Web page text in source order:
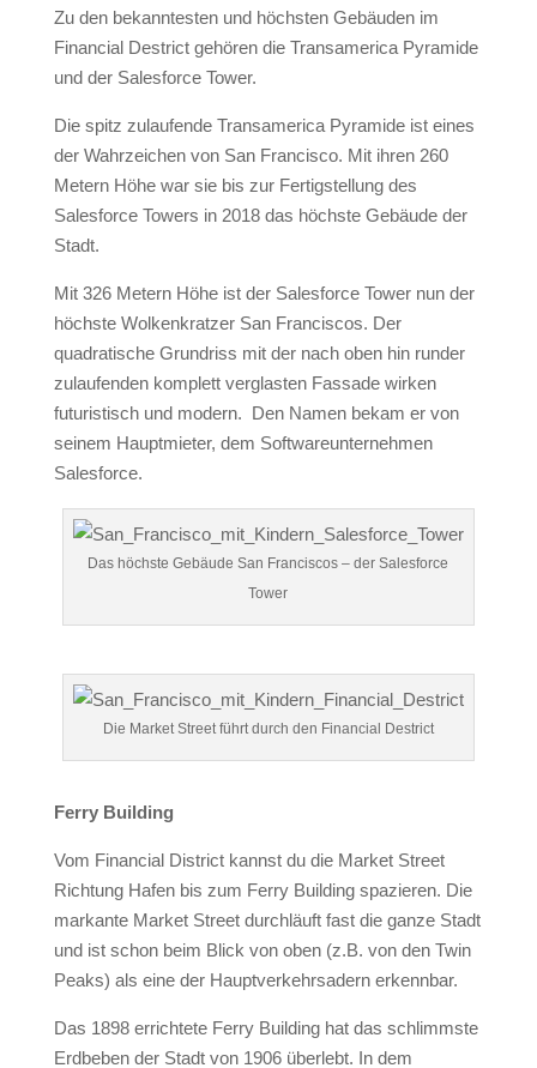
Zu den bekanntesten und höchsten Gebäuden im
Financial Destrict gehören die Transamerica Pyramide
und der Salesforce Tower.
Die spitz zulaufende Transamerica Pyramide ist eines
der Wahrzeichen von San Francisco. Mit ihren 260
Metern Höhe war sie bis zur Fertigstellung des
Salesforce Towers in 2018 das höchste Gebäude der
Stadt.
Mit 326 Metern Höhe ist der Salesforce Tower nun der
höchste Wolkenkratzer San Franciscos. Der
quadratische Grundriss mit der nach oben hin runder
zulaufenden komplett verglasten Fassade wirken
futuristisch und modern. Den Namen bekam er von
seinem Hauptmieter, dem Softwareunternehmen
Salesforce.
Das höchste Gebäude San Franciscos – der Salesforce
Tower
Die Market Street führt durch den Financial Destrict
Ferry Building
Vom Financial District kannst du die Market Street
Richtung Hafen bis zum Ferry Building spazieren. Die
markante Market Street durchläuft fast die ganze Stadt
und ist schon beim Blick von oben (z.B. von den Twin
Peaks) als eine der Hauptverkehrsadern erkennbar.
Das 1898 errichtete Ferry Building hat das schlimmste
Erdbeben der Stadt von 1906 überlebt. In dem